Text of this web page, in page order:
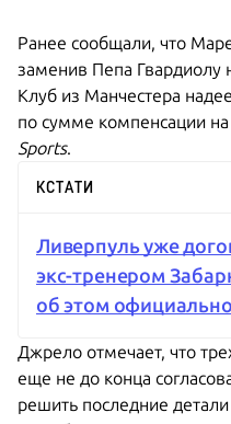
Ранее сообщали, что
заменив Пепа Гвардиолу
Клуб из Манчестера
по сумме компенсации
Sports.
КСТАТИ
Ливерпуль уже
экс-тренером
об этом
Джрело отмечает, что
еще не до конца
решить последние